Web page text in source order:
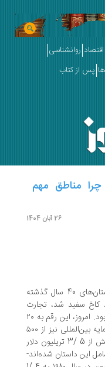
روانشناسی
کتاب
مهم
جهانی‌شدن، بحق، یکی از برجسته‌ترین داستان‌های 40 سال گذشته
۱۹۸۱ وارد کاخ سفید شد، تجارت
سالانه بین ملت‌ها بالغ بر 4 /2 تریلیون دلار بود. امروز، این رقم به ۲۰
تریلیون دلار نزدیک می‌شود. جریان‌های سرمایه بین‌المللی نیز از ۵۰۰
میلیارد دلار در سال در اوایل دهه ۱۹۸۰ به بیش از 5 /3 تریلیون دلار
داستان شده‌اند-